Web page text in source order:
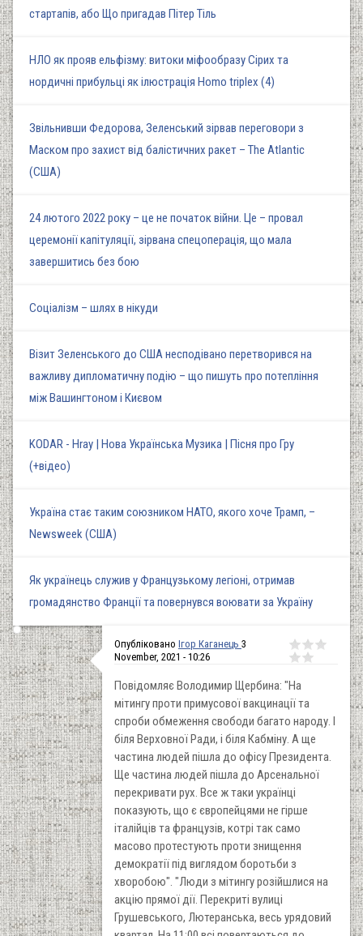
стартапів, або Що пригадав Пітер Тіль
НЛО як прояв ельфізму: витоки міфообразу Сірих та
нордичні прибульці як ілюстрація Homo triplex (4)
Звільнивши Федорова, Зеленський зірвав переговори з
Маском про захист від балістичних ракет – The Atlantic
(США)
24 лютого 2022 року – це не початок війни. Це – провал
церемонії капітуляції, зірвана спецоперація, що мала
завершитись без бою
Соціалізм – шлях в нікуди
Візит Зеленського до США несподівано перетворився на
важливу дипломатичну подію – що пишуть про потепління
між Вашингтоном і Києвом
KODAR - Hray | Нова Українська Музика | Пісня про Гру
(+відео)
Україна стає таким союзником НАТО, якого хоче Трамп, –
Newsweek (США)
Як українець служив у Французькому легіоні, отримав
громадянство Франції та повернувся воювати за Україну
Опубліковано Ігор Каганець 3
November, 2021 - 10:26
Повідомляє Володимир Щербина: "На
мітингу проти примусової вакцинації та
спроби обмеження свободи багато народу. І
біля Верховної Ради, і біля Кабміну. А ще
частина людей пішла до офісу Президента.
Ще частина людей пішла до Арсенальної
перекривати рух. Все ж таки українці
показують, що є європейцями не гірше
італійців та французів, котрі так само
масово протестують проти знищення
демократії під виглядом боротьби з
хворобою". "Люди з мітингу розійшлися на
акцію прямої дії. Перекриті вулиці
Грушевського, Лютеранська, весь урядовий